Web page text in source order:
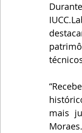
mais
Moraes.